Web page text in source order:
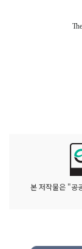
본 저작물은 "공